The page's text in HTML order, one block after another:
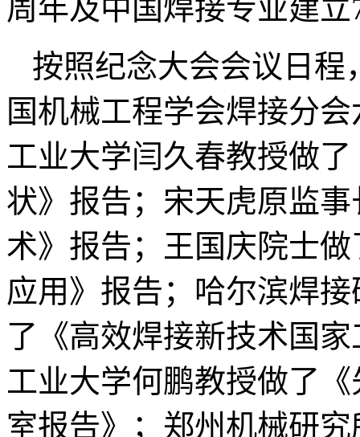
周年及中国焊接专业建
按照纪念大会会议日程
国机械工程学会焊接分
工业大学闫久春教授做
状》报告；宋天虎原监
术》报告；王国庆院士
应用》报告；哈尔滨焊
了《高效焊接新技术国
工业大学何鹏教授做了
室报告》；郑州机械研